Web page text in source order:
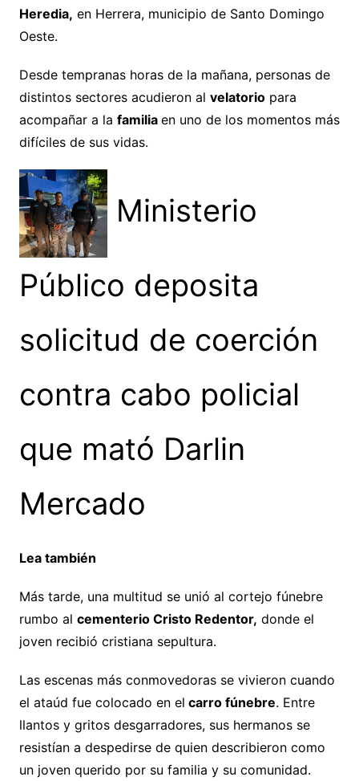
Heredia, en Herrera, municipio de Santo Domingo
Oeste.
Desde tempranas horas de la mañana, personas de
distintos sectores acudieron al velatoriopara
acompañar a la familia en uno de los momentos más
difíciles de sus vidas.
Ministerio
Público deposita
solicitud de coerción
contra cabo policial
que mató Darlin
Mercado
Lea también
Más tarde, una multitud se unió al cortejo fúnebre
rumbo al cementerio Cristo Redentor, donde el
joven recibió cristiana sepultura.
Las escenas más conmovedoras se vivieron cuando
el ataúd fue colocado en el carro fúnebre. Entre
llantos y gritos desgarradores, sus hermanos se
resistían a despedirse de quien describieron como
un joven querido por su familia y su comunidad.